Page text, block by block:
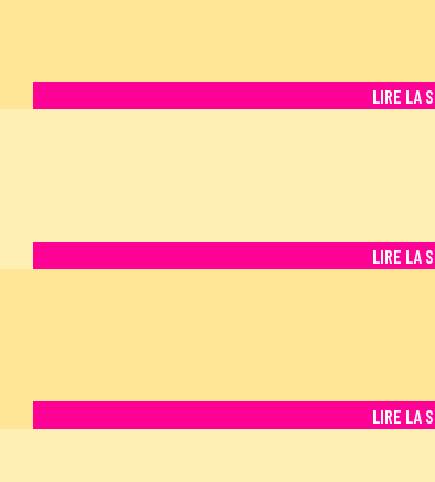
LIRE LA
LIRE LA
LIRE LA